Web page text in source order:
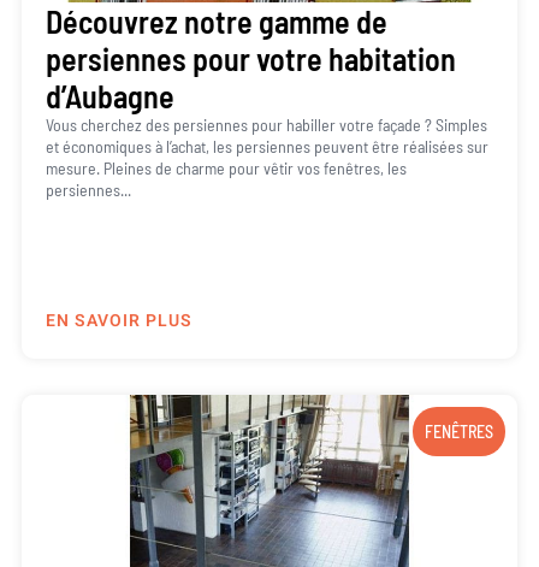
Découvrez notre gamme de
persiennes pour votre habitation
d’Aubagne
Vous cherchez des persiennes pour habiller votre façade ? Simples
et économiques à l’achat, les persiennes peuvent être réalisées sur
mesure. Pleines de charme pour vêtir vos fenêtres, les
persiennes...
EN SAVOIR PLUS
FENÊTRES